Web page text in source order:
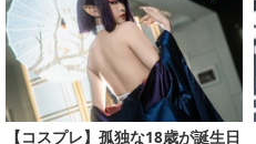
【コスプレ】孤独な18歳が誕生日